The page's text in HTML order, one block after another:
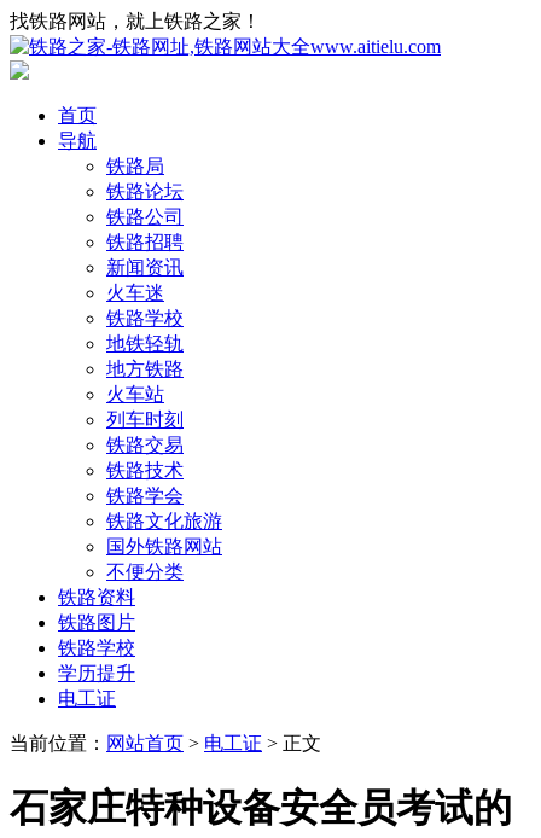
找铁路网站，就上铁路之家！
首页
导航
铁路局
铁路论坛
铁路公司
铁路招聘
新闻资讯
火车迷
铁路学校
地铁轻轨
地方铁路
火车站
列车时刻
铁路交易
铁路技术
铁路学会
铁路文化旅游
国外铁路网站
不便分类
铁路资料
铁路图片
铁路学校
学历提升
电工证
当前位置： 网站首页 > 电工证 > 正文
石家庄特种设备安全员考试的